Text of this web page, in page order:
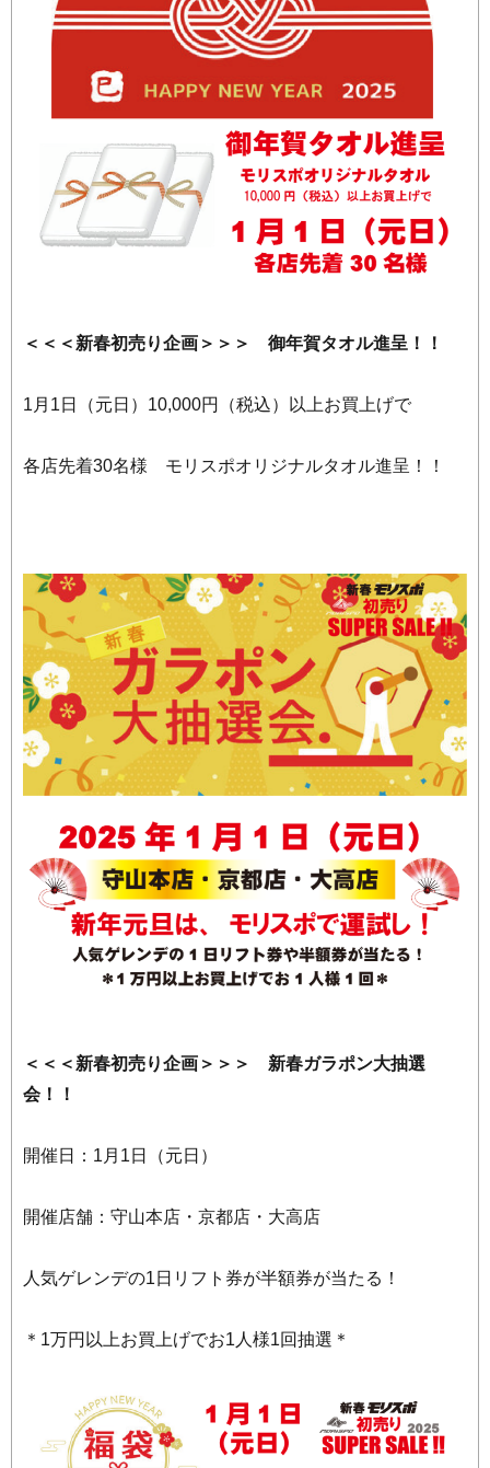
＜＜＜新春初売り企画＞＞＞ 御年賀タオル進呈！！
1月1日（元日）10,000円（税込）以上お買上げで
各店先着30名様 モリスポオリジナルタオル進呈！！
＜＜＜新春初売り企画＞＞＞ 新春ガラポン大抽選
会！！
開催日：1月1日（元日）
開催店舗：守山本店・京都店・大高店
人気ゲレンデの1日リフト券が半額券が当たる！
＊1万円以上お買上げでお1人様1回抽選＊